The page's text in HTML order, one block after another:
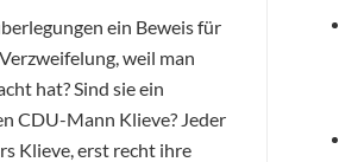
ein Beweis für
weil man
hat? Sind sie ein
CDU-Mann Klieve? Jeder
Klieve, erst recht ihre